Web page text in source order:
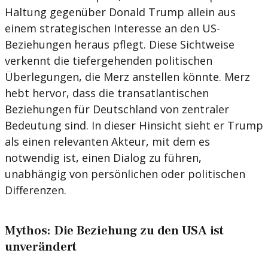
Haltung gegenüber Donald Trump allein aus
einem strategischen Interesse an den US-
Beziehungen heraus pflegt. Diese Sichtweise
verkennt die tiefergehenden politischen
Überlegungen, die Merz anstellen könnte. Merz
hebt hervor, dass die transatlantischen
Beziehungen für Deutschland von zentraler
Bedeutung sind. In dieser Hinsicht sieht er Trump
als einen relevanten Akteur, mit dem es
notwendig ist, einen Dialog zu führen,
unabhängig von persönlichen oder politischen
Differenzen.
Mythos: Die Beziehung zu den USA ist
unverändert